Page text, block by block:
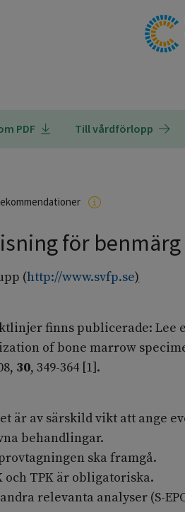
PDF Till vårdförlopp
för
(http://www.svfp.se)
finns publicerade: Lee
of bone marrow
30, 349-364 [1].
är av särskild vikt att ange
behandlingar.
ska framgå.
TPK är obligatoriska.
relevanta analyser (S-